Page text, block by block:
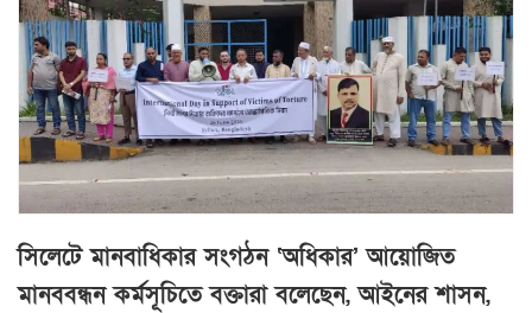
সিলেটে মানবাধিকার সংগঠন ‘অধিকার’ আয়োজিত
মানববন্ধন কর্মসূচিতে বক্তারা বলেছেন, আইনের শাসন,